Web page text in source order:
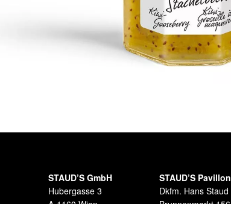
STAUD’S GmbH
Hubergasse 3
STAUD’S Pavillon
Dkfm. Hans Staud